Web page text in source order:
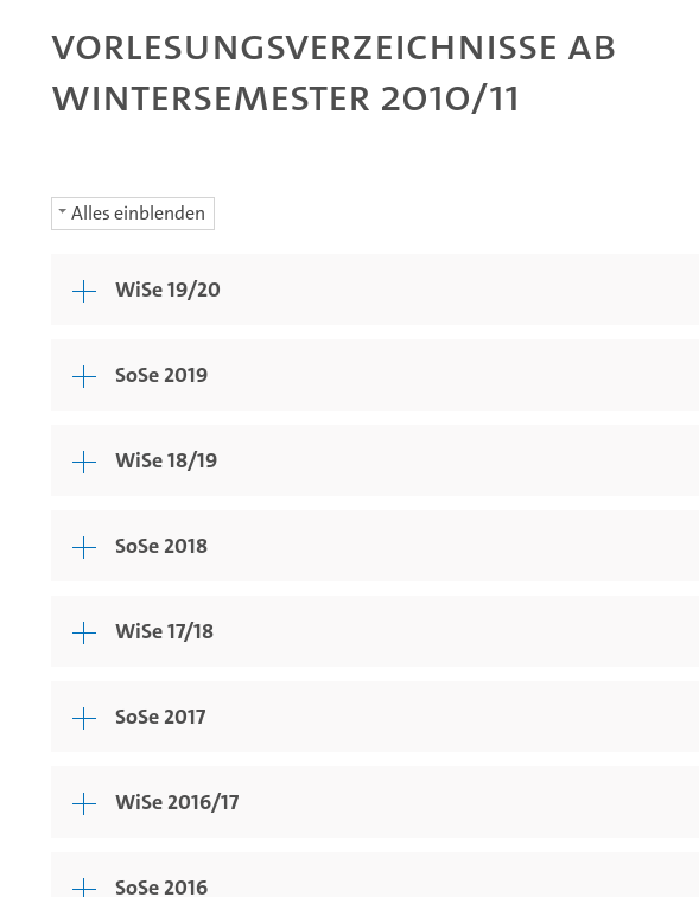
Vorlesungsverzeichnisse ab
Wintersemester 2010/11
Alles einblenden
WiSe 19/20
SoSe 2019
WiSe 18/19
SoSe 2018
WiSe 17/18
SoSe 2017
WiSe 2016/17
SoSe 2016